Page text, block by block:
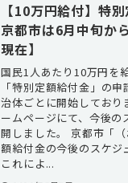
【10万円給付】特別
京都市は6月中旬か
現在】
国民1人あたり10万円を
「特別定額給付金」の
治体ごとに開始しており
ームページにて、今後の
開しました。 京都市「
額給付金の今後のスケジ
これによ...